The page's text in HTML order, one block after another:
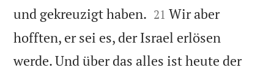
und gekreuzigt haben. 

21 Wir aber
hofften, er sei es, der Israel erlösen
werde. Und über das alles ist heute der